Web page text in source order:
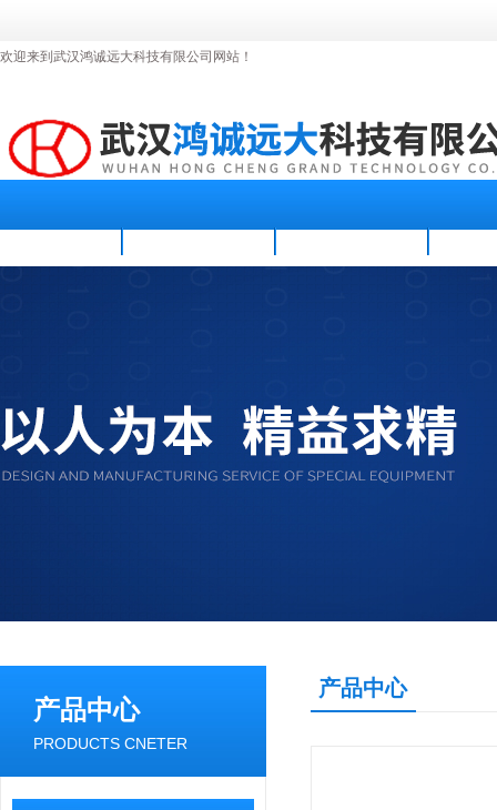
欢迎来到武汉鸿诚远大科技有限公司网站！
产品中心
PRODUCTS CNETER
产品中心